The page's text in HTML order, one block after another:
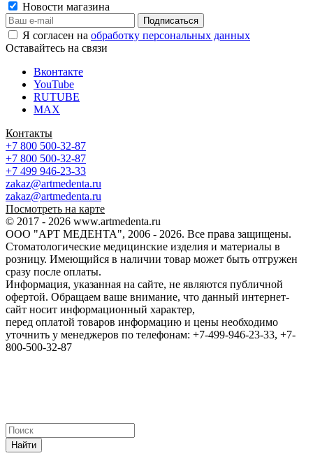
Новости магазина
Я согласен на обработку персональных данных
Оставайтесь на связи
Вконтакте
YouTube
RUTUBE
MAX
Контакты
+7 800 500-32-87
+7 800 500-32-87
+7 499 946-23-33
zakaz@artmedenta.ru
zakaz@artmedenta.ru
Посмотреть на карте
© 2017 - 2026 www.artmedenta.ru
ООО "АРТ МЕДЕНТА", 2006 - 2026. Все права защищены.
Стоматологические медицинские изделия и материалы в
розницу. Имеющийся в наличии товар может быть отгружен
сразу после оплаты.
Информация, указанная на сайте, не являются публичной
офертой. Обращаем ваше внимание, что данный интернет-
сайт носит информационный характер,
перед оплатой товаров информацию и цены необходимо
уточнить у менеджеров по телефонам: +7-499-946-23-33, +7-
800-500-32-87
Найти